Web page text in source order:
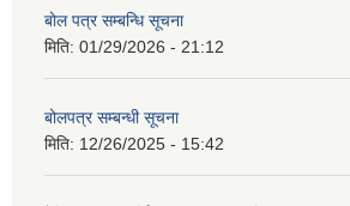
बोल पत्र सम्बन्धि सूचना
मिति: 01/29/2026 - 21:12
बोलपत्र सम्बन्धी सूचना
मिति: 12/26/2025 - 15:42